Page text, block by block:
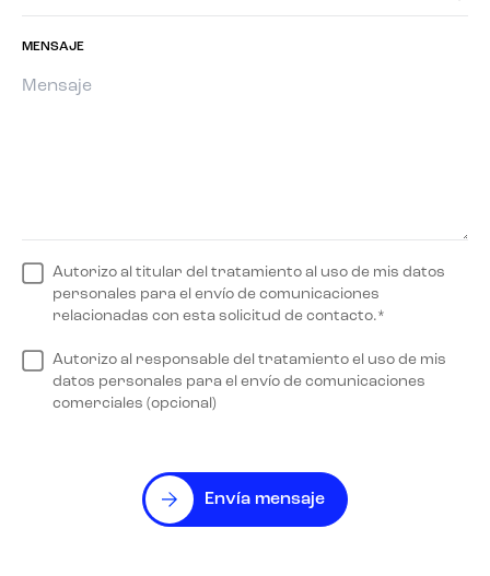
MENSAJE
Autorizo al titular del tratamiento al uso de mis datos
personales para el envío de comunicaciones
relacionadas con esta solicitud de contacto.*
Autorizo al responsable del tratamiento el uso de mis
datos personales para el envío de comunicaciones
comerciales (opcional)
Envía mensaje